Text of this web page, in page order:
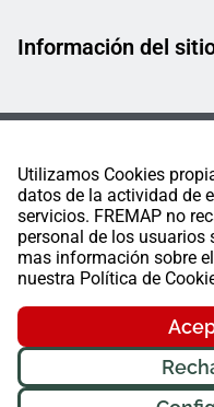
Utilizamos Cookies
datos de la actividad de
servicios. FREMAP no
personal de los usuarios
mas información sobre
nuestra Política de
Información del